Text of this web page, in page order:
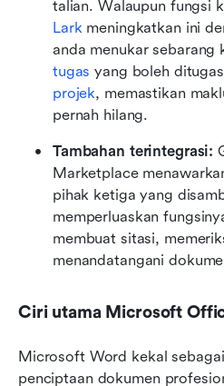
Lark meningkatkan ini
tugas yang boleh
projek, memastikan
pernah hilang.
Tambahan terintegrasi:
Marketplace
pihak ketiga yang
memperluaskan
membuat sitasi,
menandatangani
Ciri utama Microsoft
Microsoft Word kekal
penciptaan dokumen